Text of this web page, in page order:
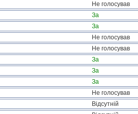
Не голосував
За
За
Не голосував
Не голосував
За
За
За
Не голосував
Відсутній